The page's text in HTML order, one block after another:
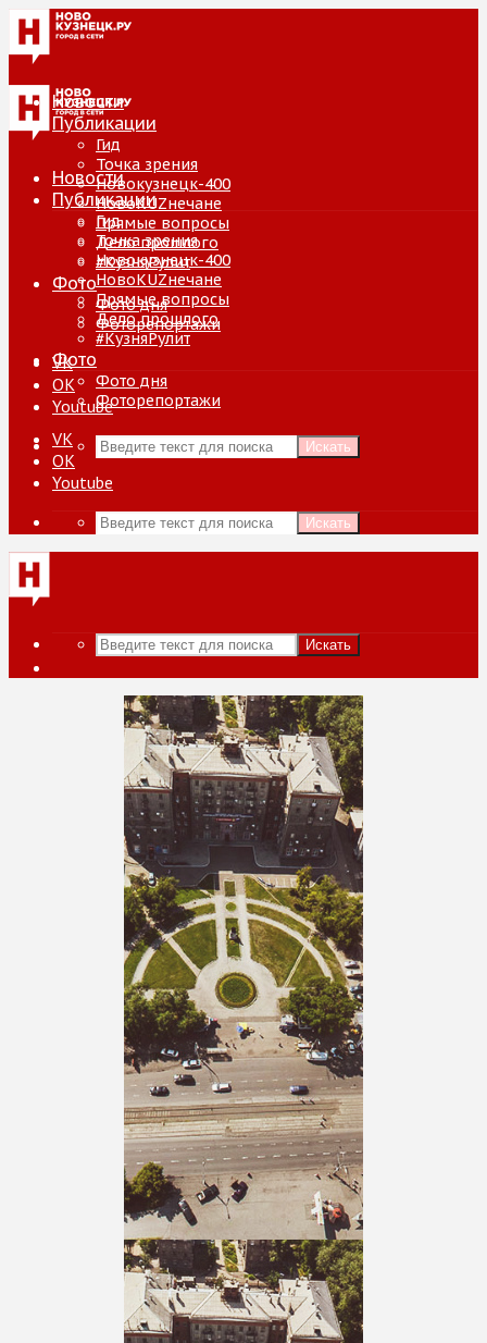
Новости
Публикации
Гид
Точка зрения
Новокузнецк-400
НовоKUZнечане
Прямые вопросы
Дело прошлого
#КузняРулит
Фото
Фото дня
Фоторепортажи
VK
ОК
Youtube
Искать
Новости
Публикации
Гид
Точка зрения
Новокузнецк-400
НовоKUZнечане
Прямые вопросы
Дело прошлого
#КузняРулит
Фото
Фото дня
Фоторепортажи
VK
ОК
Youtube
Искать
Искать